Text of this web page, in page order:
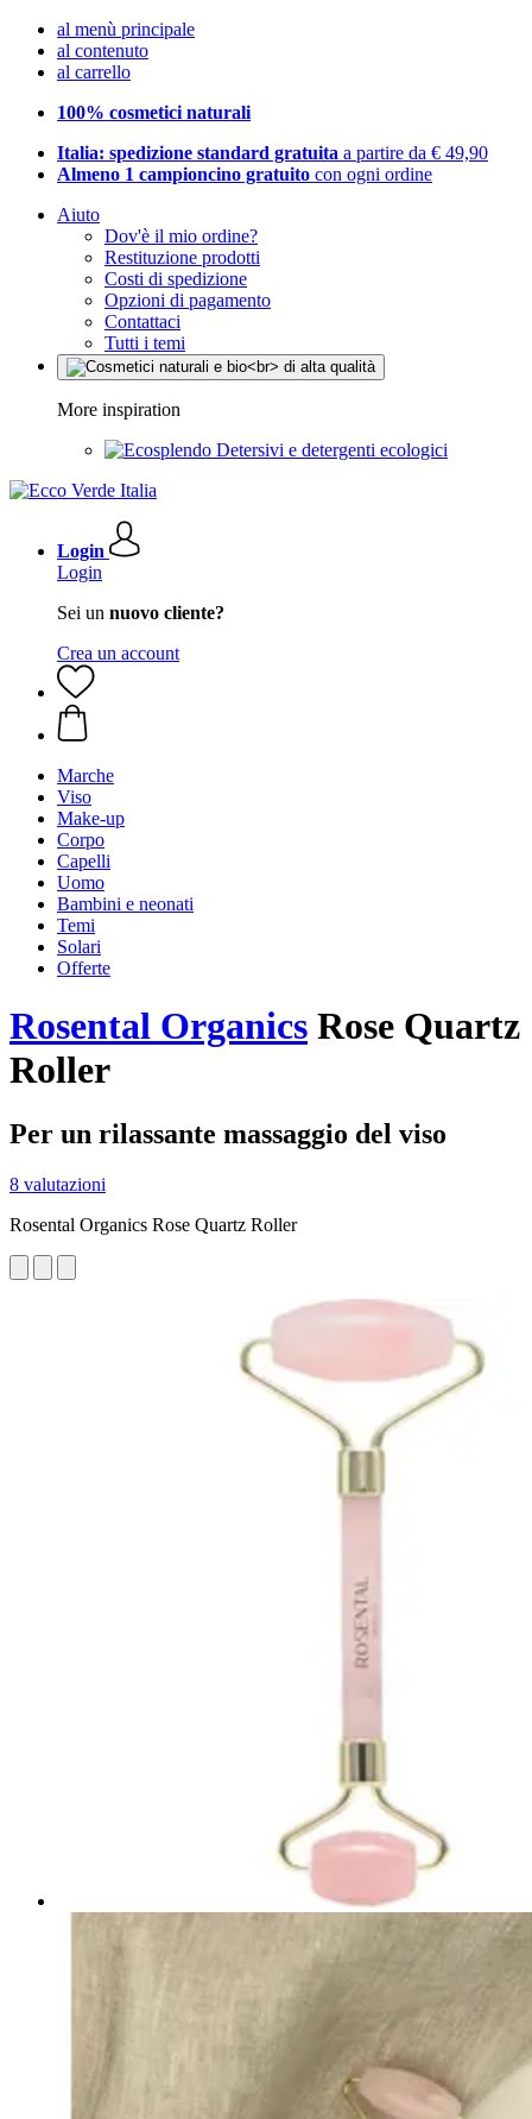
al menù principale
al contenuto
al carrello
100% cosmetici naturali
Italia: spedizione standard gratuita a partire da € 49,90
Almeno 1 campioncino gratuito con ogni ordine
Aiuto
Dov'è il mio ordine?
Restituzione prodotti
Costi di spedizione
Opzioni di pagamento
Contattaci
Tutti i temi
More inspiration
Detersivi e detergenti ecologici
Login
Login
Sei un nuovo cliente?
Crea un account
Marche
Viso
Make-up
Corpo
Capelli
Uomo
Bambini e neonati
Temi
Solari
Offerte
Rosental Organics Rose Quartz
Roller
Per un rilassante massaggio del viso
8 valutazioni
Rosental Organics Rose Quartz Roller